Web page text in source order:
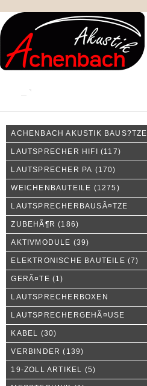
ACHENBACH AKUSTIK BAUS?TZE
LAUTSPRECHER HIFI (117)
LAUTSPRECHER PA (170)
WEICHENBAUTEILE (1275)
LAUTSPRECHERBAUSÃ¤TZE
ZUBEHÃ¶R (186)
AKTIVMODULE (39)
ELEKTRONISCHE BAUTEILE (7)
GERÃ¤TE (1)
LAUTSPRECHERBOXEN
LAUTSPRECHERGEHÃ¤USE
KABEL (30)
VERBINDER (139)
19-ZOLL ARTIKEL (5)